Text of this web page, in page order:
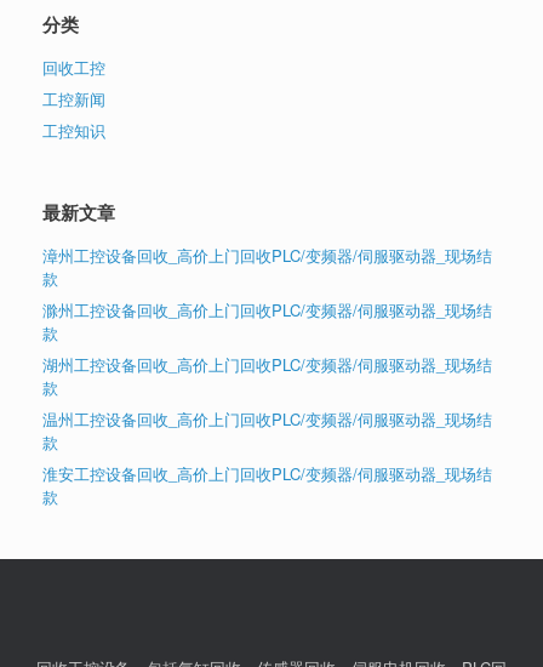
分类
回收工控
工控新闻
工控知识
最新文章
漳州工控设备回收_高价上门回收PLC/变频器/伺服驱动器_现场结
款
滁州工控设备回收_高价上门回收PLC/变频器/伺服驱动器_现场结
款
湖州工控设备回收_高价上门回收PLC/变频器/伺服驱动器_现场结
款
温州工控设备回收_高价上门回收PLC/变频器/伺服驱动器_现场结
款
淮安工控设备回收_高价上门回收PLC/变频器/伺服驱动器_现场结
款